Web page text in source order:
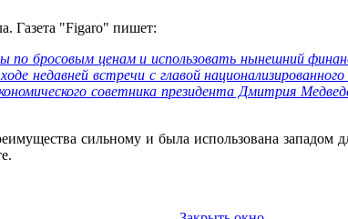
Газета "Figaro" пишет:
бросовым ценам и использовать нынешний
недавней встречи с главой
советника президента Дмитрия
сильному и была использована западом